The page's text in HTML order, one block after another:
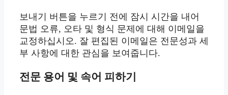
보내기 버튼을 누르기 전에 잠시 시간을 내어
문법 오류, 오타 및 형식 문제에 대해 이메일을
교정하십시오. 잘 편집된 이메일은 전문성과 세
부 사항에 대한 관심을 보여줍니다.
전문 용어 및 속어 피하기